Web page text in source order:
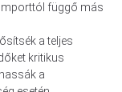
függő más
a teljes
kritikus
a